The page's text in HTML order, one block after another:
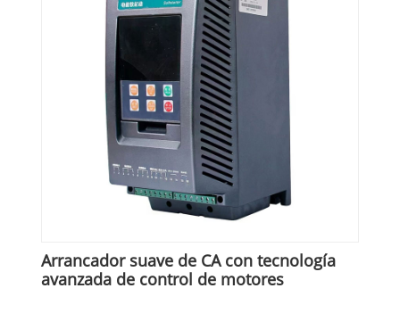
Arrancador suave de CA con tecnología
avanzada de control de motores